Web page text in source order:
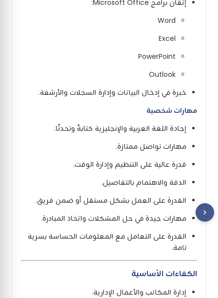
إتقان برامج Microsoft Office:
Word
Excel
PowerPoint
Outlook
خبرة في إدخال البيانات وإدارة السجلات والأرشفة.
مهارات شخصية
إجادة اللغة العربية والإنجليزية كتابةً وتحدثًا.
مهارات تواصل ممتازة.
قدرة عالية على التنظيم وإدارة الوقت.
الدقة والاهتمام بالتفاصيل.
القدرة على العمل بشكل مستقل أو ضمن فريق.
مهارات جيدة في حل المشكلات واتخاذ المبادرة.
القدرة على التعامل مع المعلومات الحساسة بسرية
تامة.
الكفاءات الأساسية
إدارة المكاتب والأعمال الإدارية.